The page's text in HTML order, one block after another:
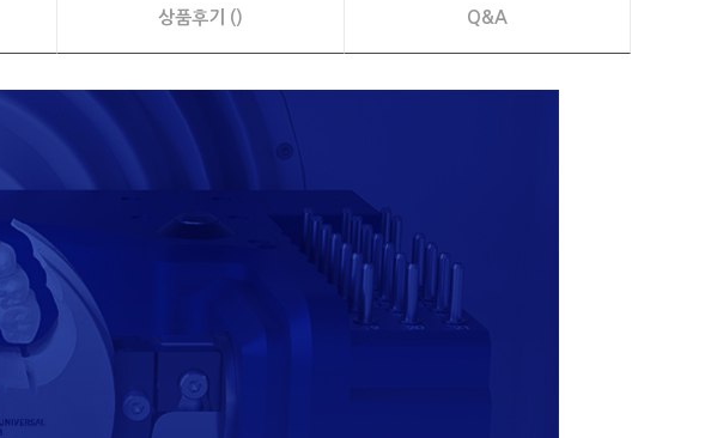
상품후기 () Q&A